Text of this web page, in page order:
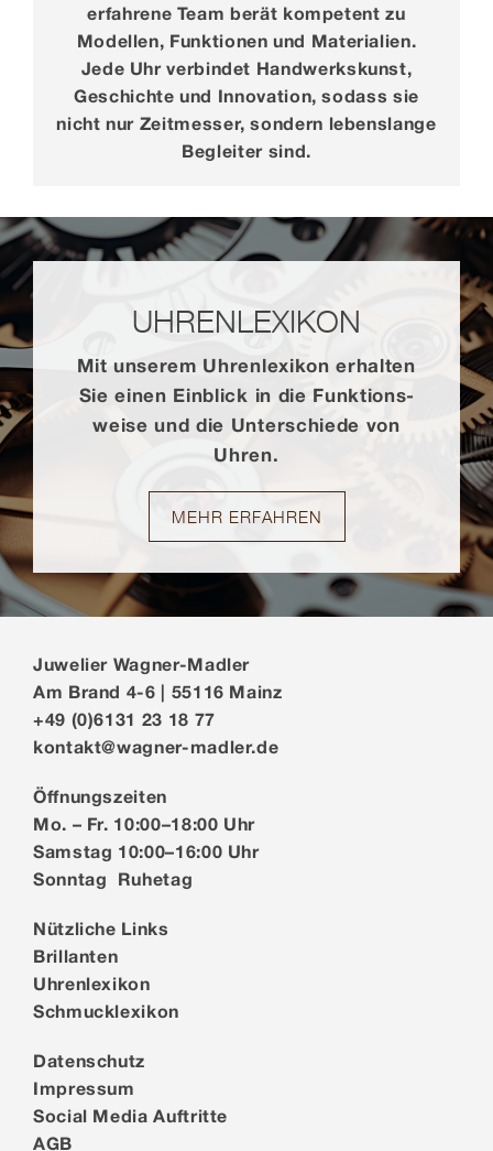
erfahrene Team berät kompetent zu
Modellen, Funktionen und Materialien.
Jede Uhr verbindet Handwerkskunst,
Geschichte und Innovation, sodass sie
nicht nur Zeitmesser, sondern lebenslange
Begleiter sind.
UHREN­LEXIKON
Mit unserem Uhren­lexikon erhalten
Sie einen Einblick in die Funktions­
weise und die Unterschiede von
Uhren.
MEHR ERFAHREN
Juwelier Wagner-Madler
Am Brand 4-6 | 55116 Mainz
+49 (0)6131 23 18 77
kontakt@wagner-madler.de
Öffnungszeiten
Mo. – Fr. 10:00–18:00 Uhr
Samstag 10:00–16:00 Uhr
Sonntag Ruhetag
Nützliche Links
Brillanten
Uhrenlexikon
Schmucklexikon
Datenschutz
Impressum
Social Media Auftritte
AGB